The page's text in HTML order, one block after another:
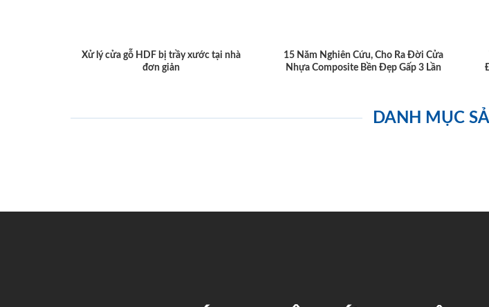
Xử lý cửa gỗ HDF bị trầy xước tại nhà
đơn giản
15 Năm Nghiên Cứu, Cho Ra Đời Cửa
Nhựa Composite Bền Đẹp Gấp 3 Lần
DANH MỤC